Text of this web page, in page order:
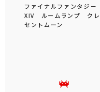
ファイナルファンタジー
XIV ルームランプ クレ
セントムーン